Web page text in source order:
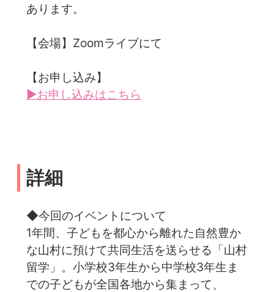
あります。
【会場】Zoomライブにて
【お申し込み】
▶お申し込みはこちら
詳細
◆今回のイベントについて
1年間、子どもを都心から離れた自然豊か
な山村に預けて共同生活を送らせる「山村
留学」。小学校3年生から中学校3年生ま
での子どもが全国各地から集まって、